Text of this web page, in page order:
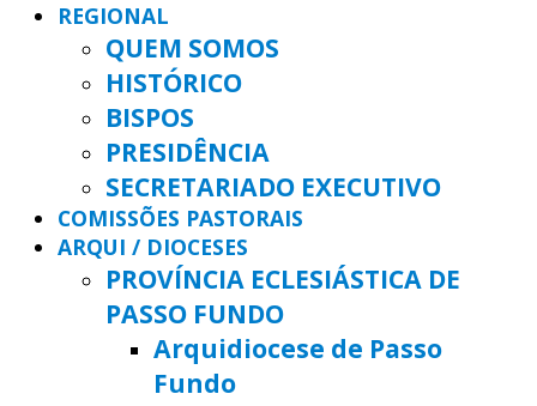
REGIONAL
QUEM SOMOS
HISTÓRICO
BISPOS
PRESIDÊNCIA
SECRETARIADO EXECUTIVO
COMISSÕES PASTORAIS
ARQUI / DIOCESES
PROVÍNCIA ECLESIÁSTICA DE
PASSO FUNDO
Arquidiocese de Passo
Fundo